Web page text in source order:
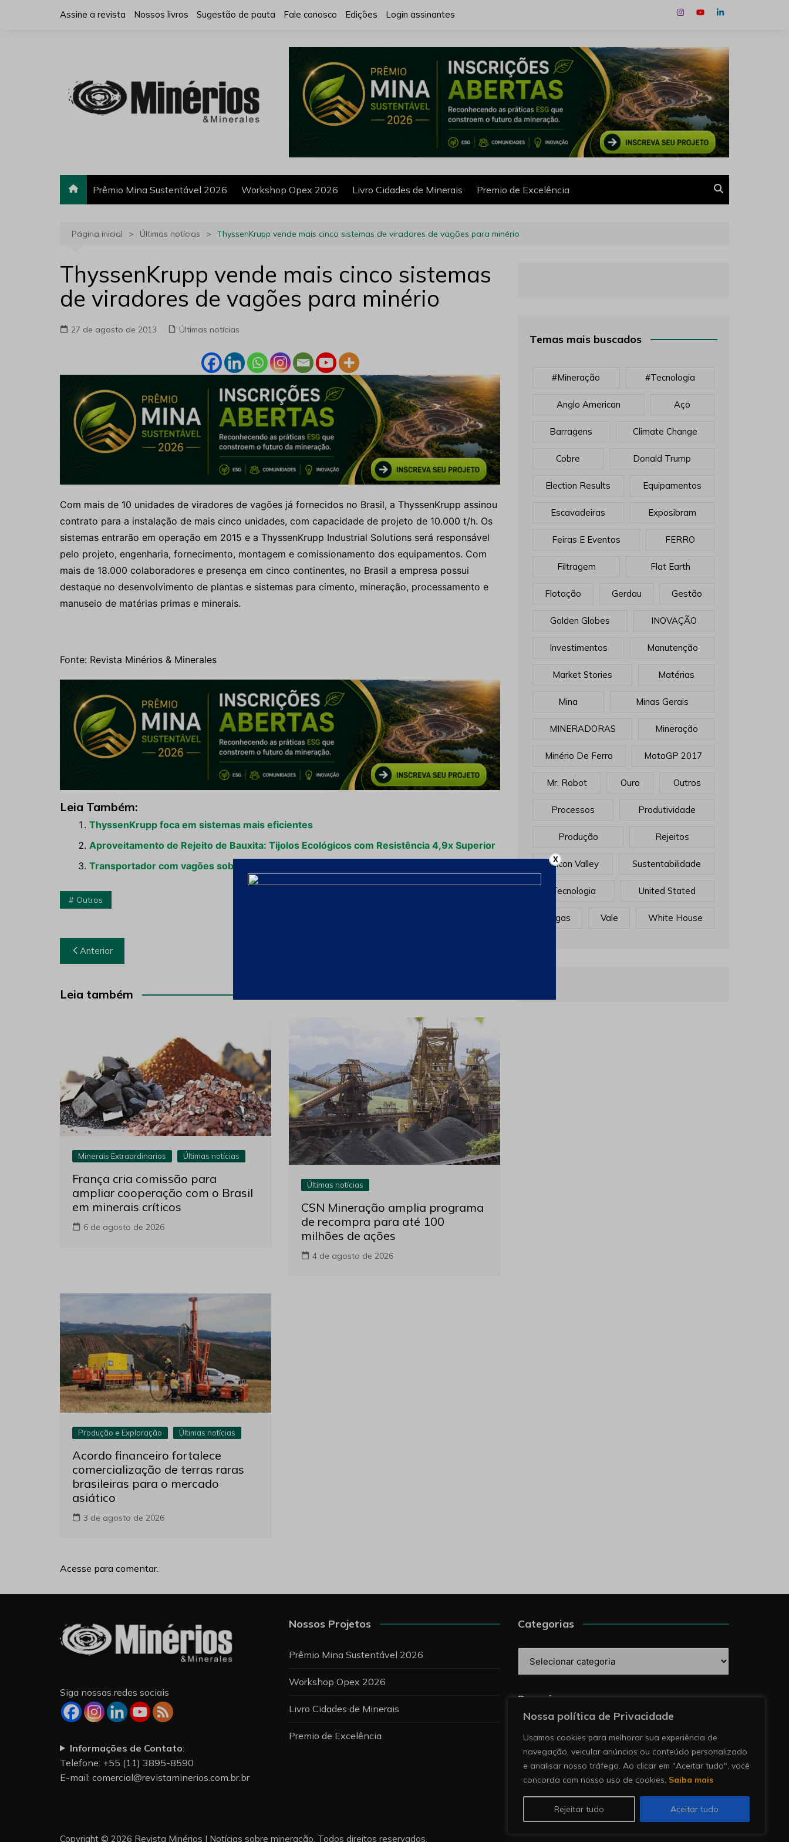
Nossa política de Privacidade
Usamos cookies para melhorar sua experiência de
navegação, veicular anúncios ou conteúdo personalizado
e analisar nosso tráfego. Ao clicar em "Aceitar tudo", você
concorda com nosso uso de cookies. Saiba mais
Rejeitar tudo Aceitar tudo
Assine a revista Nossos livros Sugestão de pauta Fale conosco Edições Login assinantes
Prêmio Mina Sustentável 2026 Workshop Opex 2026 Livro Cidades de Minerais Premio de Excelência
Página inicial Últimas notícias ThyssenKrupp vende mais cinco sistemas de viradores de vagões para minério
ThyssenKrupp vende mais cinco sistemas
de viradores de vagões para minério
27 de agosto de 2013 Últimas notícias
Com mais de 10 unidades de viradores de vagões já fornecidos no Brasil, a ThyssenKrupp assinou
contrato para a instalação de mais cinco unidades, com capacidade de projeto de 10.000 t/h. Os
sistemas entrarão em operação em 2015 e a ThyssenKrupp Industrial Solutions será responsável
pelo projeto, engenharia, fornecimento, montagem e comissionamento dos equipamentos. Com
mais de 18.000 colaboradores e presença em cinco continentes, no Brasil a empresa possui
destaque no desenvolvimento de plantas e sistemas para cimento, mineração, processamento e
manuseio de matérias primas e minerais.
Fonte: Revista Minérios & Minerales
Leia Também:
ThyssenKrupp foca em sistemas mais eficientes
Aproveitamento de Rejeito de Bauxita: Tijolos Ecológicos com Resistência 4,9x Superior
Transportador com vagões sobre trilhos faz "pirueta" e transporta até 954 t por
Outros
Navegação
de
Post
Anterior
Leia também
Minerais Extraordinarios Últimas notícias
França cria comissão para
ampliar cooperação com o Brasil
em minerais críticos
6 de agosto de 2026
Últimas notícias
CSN Mineração amplia programa
de recompra para até 100
milhões de ações
4 de agosto de 2026
Produção e Exploração Últimas notícias
Acordo financeiro fortalece
comercialização de terras raras
brasileiras para o mercado
asiático
3 de agosto de 2026
Acesse para comentar.
Temas mais buscados
#mineração #tecnologia
Anglo American Aço
Barragens Climate Change
Cobre Donald Trump
Election Results Equipamentos
Escavadeiras Exposibram
Feiras E Eventos FERRO
Filtragem Flat Earth
Flotação Gerdau Gestão
Golden Globes INOVAÇÃO
Investimentos Manutenção
Market Stories Matérias
Mina Minas Gerais
MINERADORAS Mineração
Minério De Ferro MotoGP 2017
Mr. Robot Ouro Outros
Processos Produtividade
Produção Rejeitos
Sillicon Valley Sustentabilidade
Tecnologia United Stated
Vagas Vale White House
Siga nossas redes sociais
Informações de Contato:
Telefone: +55 (11) 3895-8590
E-mail: comercial@revistaminerios.com.br.br
Nossos Projetos
Prêmio Mina Sustentável 2026
Workshop Opex 2026
Livro Cidades de Minerais
Premio de Excelência
Categorias
Pesquise
Copyright © 2026 Revista Minérios | Notícias sobre mineração. Todos direitos reservados.
X